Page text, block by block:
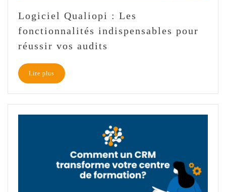
Logiciel Qualiopi : Les
fonctionnalités indispensables pour
réussir vos audits
Lire plus